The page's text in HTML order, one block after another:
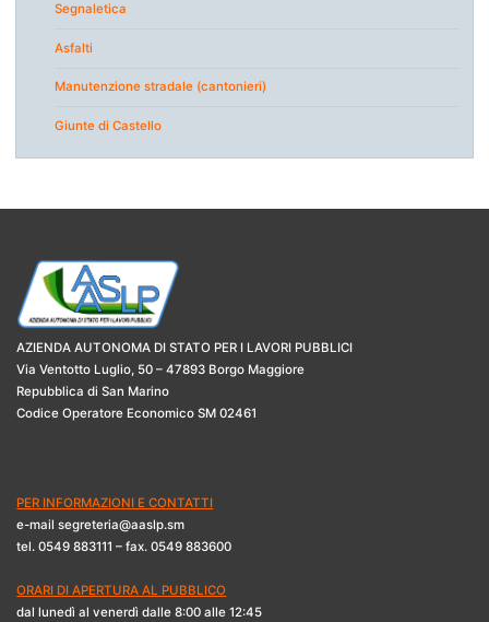
Segnaletica
Asfalti
Manutenzione stradale (cantonieri)
Giunte di Castello
AZIENDA AUTONOMA DI STATO PER I LAVORI PUBBLICI
Via Ventotto Luglio, 50 – 47893 Borgo Maggiore
Repubblica di San Marino
Codice Operatore Economico SM 02461
PER INFORMAZIONI E CONTATTI
e-mail segreteria@aaslp.sm
tel. 0549 883111 – fax. 0549 883600
ORARI DI APERTURA AL PUBBLICO
dal lunedì al venerdì dalle 8:00 alle 12:45